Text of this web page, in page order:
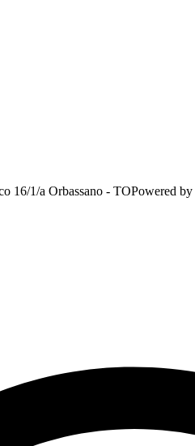
16/1/a Orbassano - TOPowered by